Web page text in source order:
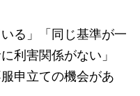
る」「同じ基準が一
利害関係がない」
申立ての機会があ